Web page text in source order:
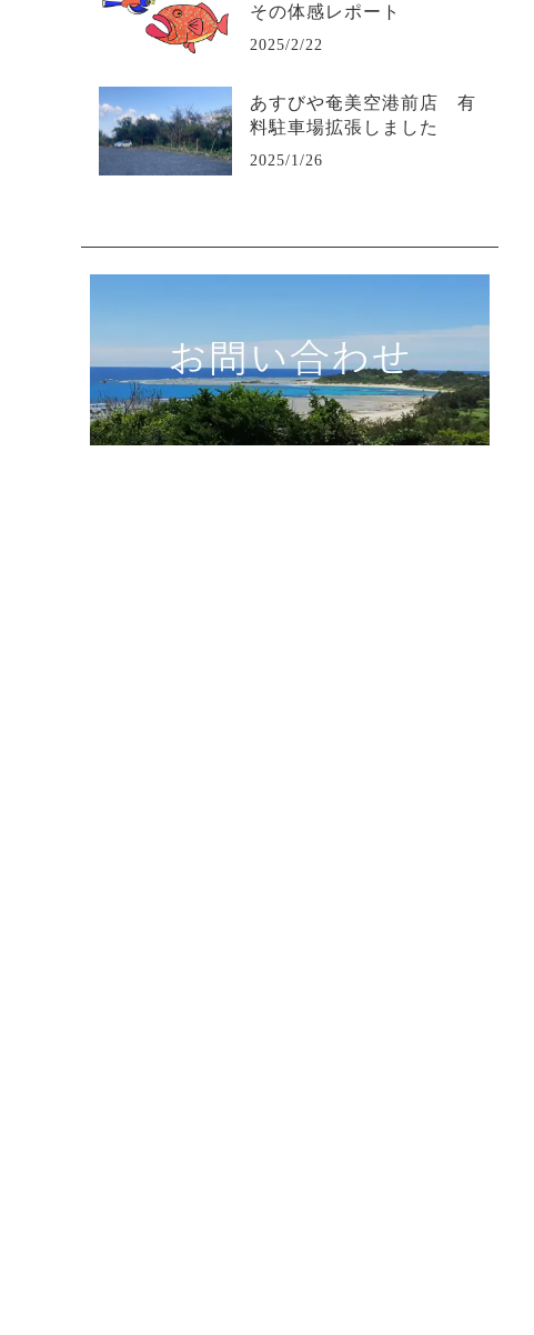
その体感レポート
2025/2/22
あすびや奄美空港前店 有
料駐車場拡張しました
2025/1/26